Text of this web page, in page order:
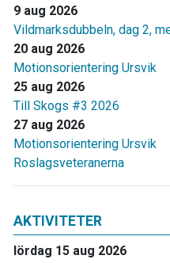
9 aug 2026
Vildmarksdubbeln, dag 2,
20 aug 2026
Motionsorientering Ursvik
25 aug 2026
Till Skogs #3 2026
27 aug 2026
Motionsorientering Ursvik
Roslagsveteranerna
AKTIVITETER
lördag 15 aug 2026